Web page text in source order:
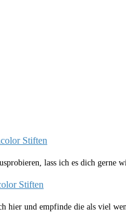
Stiften
lass ich es dich gerne
Stiften
hier und empfinde die als viel